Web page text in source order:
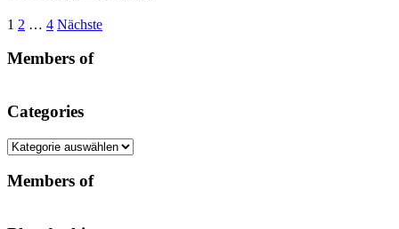
Seitennummerierung
der
1 2 … 4 Nächste
Members of
Categories
Categories
Members of